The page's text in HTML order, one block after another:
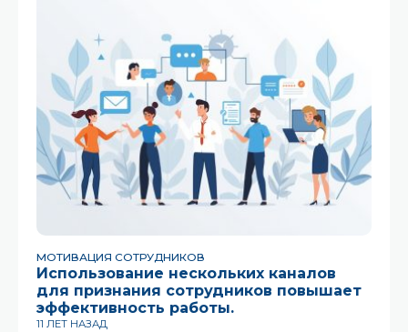
МОТИВАЦИЯ СОТРУДНИКОВ
Использование нескольких каналов
для признания сотрудников повышает
эффективность работы.
11 ЛЕТ НАЗАД